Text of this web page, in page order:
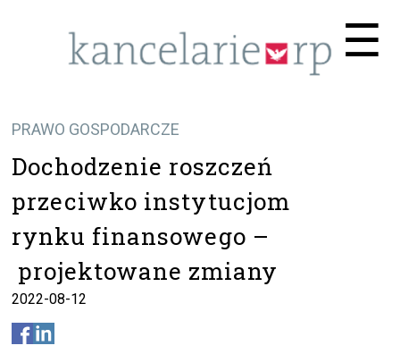
☰
PRAWO GOSPODARCZE
Dochodzenie roszczeń
przeciwko instytucjom
rynku finansowego –
projektowane zmiany
2022-08-12